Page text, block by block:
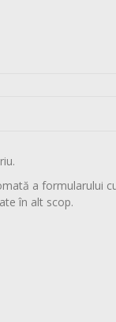
a formularului
în alt scop.